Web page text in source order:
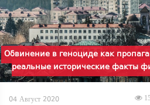
Обвинение в геноциде как
реальные исторические факты
04 Август 2020